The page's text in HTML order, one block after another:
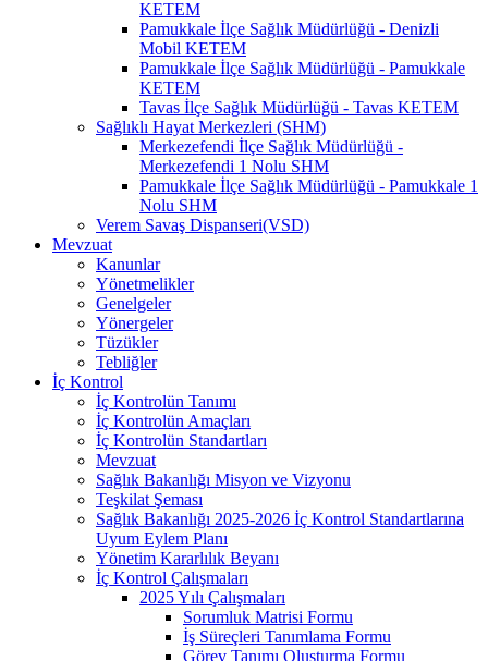
KETEM
Pamukkale İlçe Sağlık Müdürlüğü - Denizli
Mobil KETEM
Pamukkale İlçe Sağlık Müdürlüğü - Pamukkale
KETEM
Tavas İlçe Sağlık Müdürlüğü - Tavas KETEM
Sağlıklı Hayat Merkezleri (SHM)
Merkezefendi İlçe Sağlık Müdürlüğü -
Merkezefendi 1 Nolu SHM
Pamukkale İlçe Sağlık Müdürlüğü - Pamukkale 1
Nolu SHM
Verem Savaş Dispanseri(VSD)
Mevzuat
Kanunlar
Yönetmelikler
Genelgeler
Yönergeler
Tüzükler
Tebliğler
İç Kontrol
İç Kontrolün Tanımı
İç Kontrolün Amaçları
İç Kontrolün Standartları
Mevzuat
Sağlık Bakanlığı Misyon ve Vizyonu
Teşkilat Şeması
Sağlık Bakanlığı 2025-2026 İç Kontrol Standartlarına
Uyum Eylem Planı
Yönetim Kararlılık Beyanı
İç Kontrol Çalışmaları
2025 Yılı Çalışmaları
Sorumluk Matrisi Formu
İş Süreçleri Tanımlama Formu
Görev Tanımı Oluşturma Formu